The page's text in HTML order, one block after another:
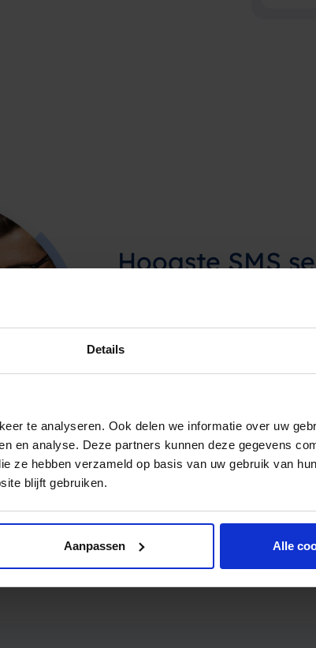
Details
te analyseren. Ook delen we informatie over uw
en analyse. Deze partners kunnen deze gegevens
ze hebben verzameld op basis van uw gebruik van
blijft gebruiken.
Aanpassen Alle
Hoogste SMS
ISO 27001 en NEN 7510
in Europa. De beveiliging en